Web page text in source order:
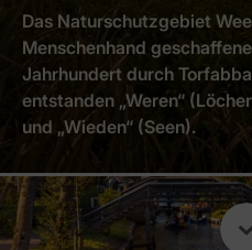
Das Naturschutzgebiet
Menschenhand
Jahrhundert durch
entstanden „Weren“
und „Wieden“ (Seen).